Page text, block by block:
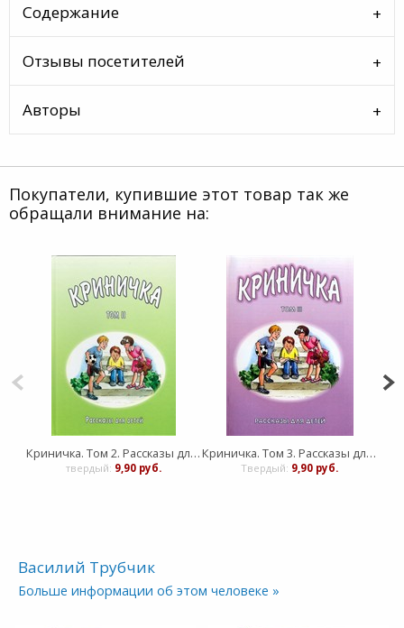
Содержание
Отзывы посетителей
Авторы
Покупатели, купившие этот товар так же
обращали внимание на:
Криничка. Том 2. Рассказы для детей
твердый: 9,90 руб.
Криничка. Том 3. Рассказы для детей
Твердый: 9,90 руб.
Василий Трубчик
Больше информации об этом человеке »